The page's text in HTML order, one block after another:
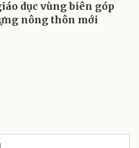
dục vùng biên góp
nông thôn mới